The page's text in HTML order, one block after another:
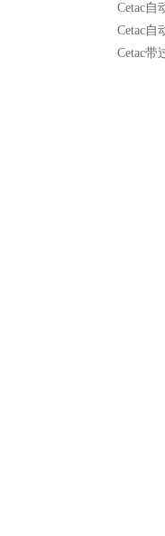
Cetac自
Cetac自
Cetac带